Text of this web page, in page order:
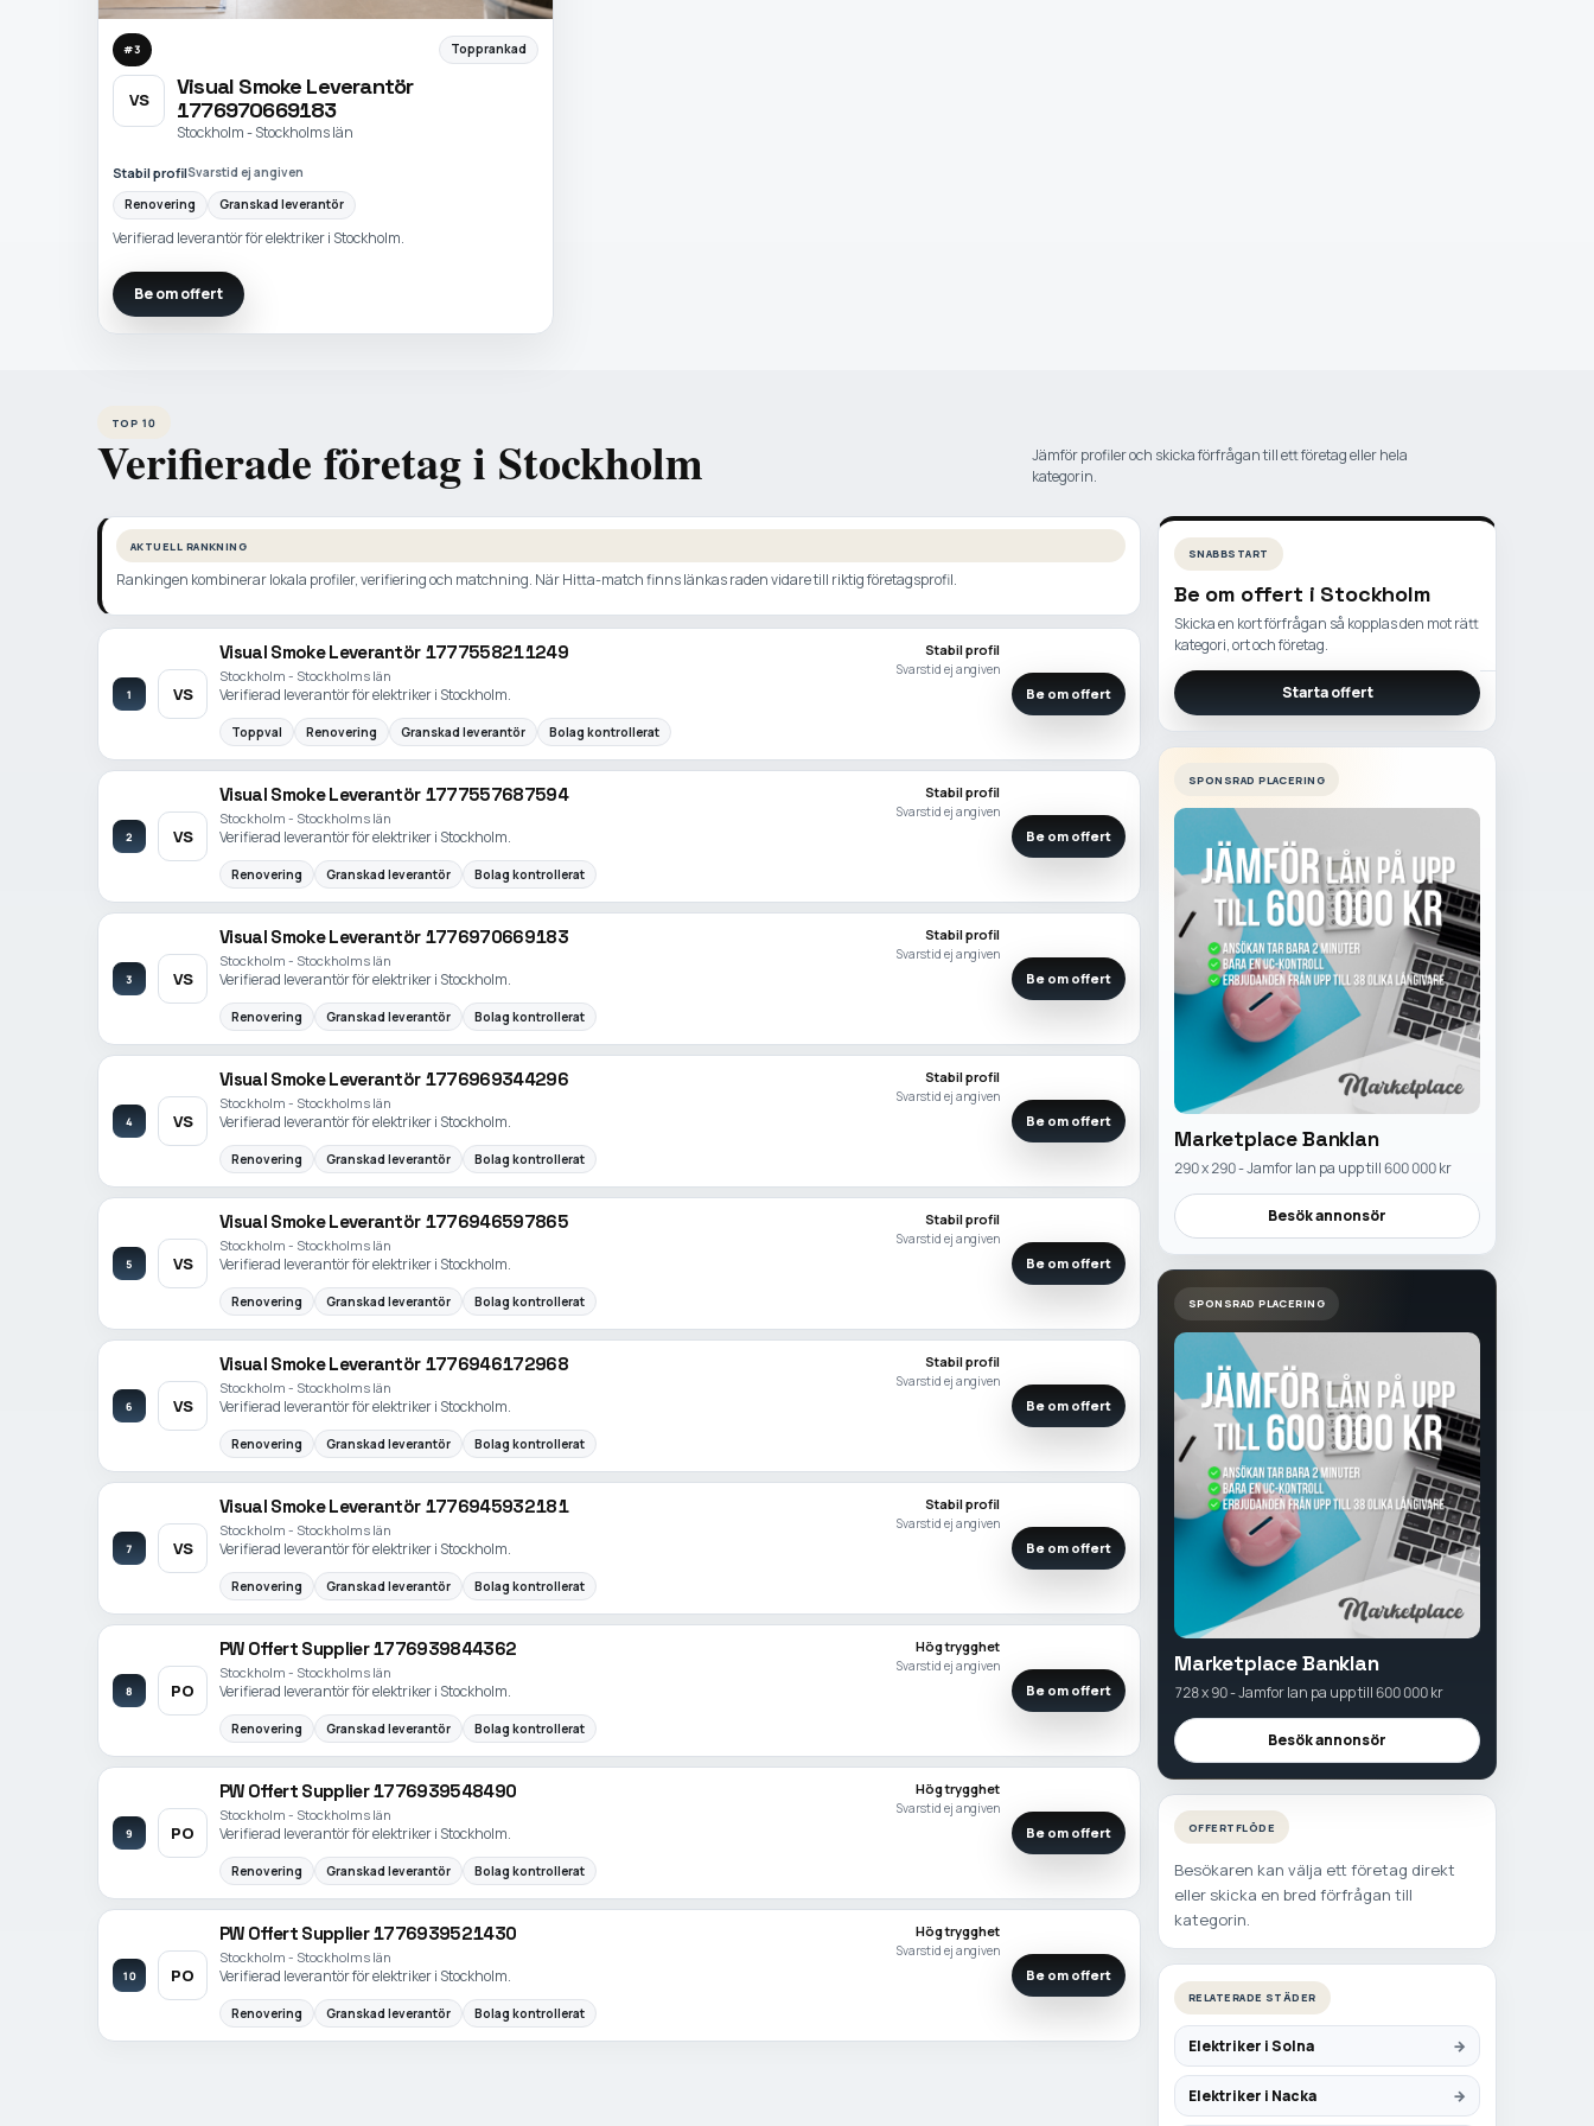
#3 Topprankad
VS
Visual Smoke Leverantör
1776970669183
Stockholm - Stockholms län
Stabil profilSvarstid ej angiven
Renovering
Granskad leverantör
Verifierad leverantör för elektriker i Stockholm.
Be om offert
TOP 10
Verifierade företag i Stockholm
Jämför profiler och skicka förfrågan till ett företag eller hela
kategorin.
AKTUELL RANKNING
Rankingen kombinerar lokala profiler, verifiering och matchning. När Hitta-match finns länkas raden vidare till riktig företagsprofil.
1 VS
Visual Smoke Leverantör 1777558211249
Stockholm - Stockholms län
Stabil profil
Svarstid ej angiven
Verifierad leverantör för elektriker i Stockholm.
Toppval Renovering Granskad leverantör Bolag kontrollerat
Be om offert
2 VS
Visual Smoke Leverantör 1777557687594
Stockholm - Stockholms län
Stabil profil
Svarstid ej angiven
Verifierad leverantör för elektriker i Stockholm.
Renovering Granskad leverantör Bolag kontrollerat
Be om offert
3 VS
Visual Smoke Leverantör 1776970669183
Stockholm - Stockholms län
Stabil profil
Svarstid ej angiven
Verifierad leverantör för elektriker i Stockholm.
Renovering Granskad leverantör Bolag kontrollerat
Be om offert
4 VS
Visual Smoke Leverantör 1776969344296
Stockholm - Stockholms län
Stabil profil
Svarstid ej angiven
Verifierad leverantör för elektriker i Stockholm.
Renovering Granskad leverantör Bolag kontrollerat
Be om offert
5 VS
Visual Smoke Leverantör 1776946597865
Stockholm - Stockholms län
Stabil profil
Svarstid ej angiven
Verifierad leverantör för elektriker i Stockholm.
Renovering Granskad leverantör Bolag kontrollerat
Be om offert
6 VS
Visual Smoke Leverantör 1776946172968
Stockholm - Stockholms län
Stabil profil
Svarstid ej angiven
Verifierad leverantör för elektriker i Stockholm.
Renovering Granskad leverantör Bolag kontrollerat
Be om offert
7 VS
Visual Smoke Leverantör 1776945932181
Stockholm - Stockholms län
Stabil profil
Svarstid ej angiven
Verifierad leverantör för elektriker i Stockholm.
Renovering Granskad leverantör Bolag kontrollerat
Be om offert
8 PO
PW Offert Supplier 1776939844362
Stockholm - Stockholms län
Hög trygghet
Svarstid ej angiven
Verifierad leverantör för elektriker i Stockholm.
Renovering Granskad leverantör Bolag kontrollerat
Be om offert
9 PO
PW Offert Supplier 1776939548490
Stockholm - Stockholms län
Hög trygghet
Svarstid ej angiven
Verifierad leverantör för elektriker i Stockholm.
Renovering Granskad leverantör Bolag kontrollerat
Be om offert
10 PO
PW Offert Supplier 1776939521430
Stockholm - Stockholms län
Hög trygghet
Svarstid ej angiven
Verifierad leverantör för elektriker i Stockholm.
Renovering Granskad leverantör Bolag kontrollerat
Be om offert
SNABBSTART
Be om offert i Stockholm
Skicka en kort förfrågan så kopplas den mot rätt
kategori, ort och företag.
Starta offert
SPONSRAD PLACERING
Marketplace Banklan
290 x 290 - Jamfor lan pa upp till 600 000 kr
Besök annonsör
SPONSRAD PLACERING
Marketplace Banklan
728 x 90 - Jamfor lan pa upp till 600 000 kr
Besök annonsör
OFFERTFLÖDE
Besökaren kan välja ett företag direkt
eller skicka en bred förfrågan till
kategorin.
RELATERADE STÄDER
Elektriker i Solna
Elektriker i Nacka